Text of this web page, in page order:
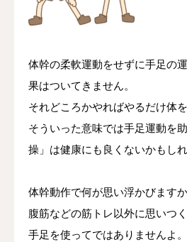
体幹の柔軟運動をせずに手足の
果はついてきません。
それどころかやればやるだけ体を
そういった意味では手足運動を
操」は健康にも良くないかもし
体幹動作で何が思い浮かびます
腹筋などの筋トレ以外に思いつ
手足を使ってではありませんよ。